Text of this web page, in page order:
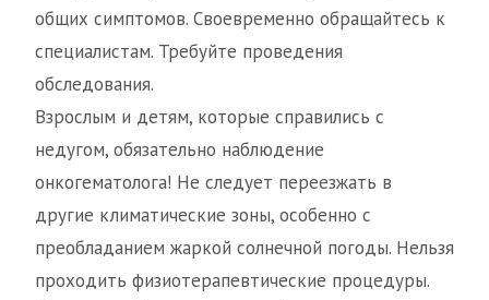
общих симптомов. Своевременно обращайтесь к
специалистам. Требуйте проведения
обследования.
Взрослым и детям, которые справились с
недугом, обязательно наблюдение
онкогематолога! Не следует переезжать в
другие климатические зоны, особенно с
преобладанием жаркой солнечной погоды. Нельзя
проходить физиотерапевтические процедуры.